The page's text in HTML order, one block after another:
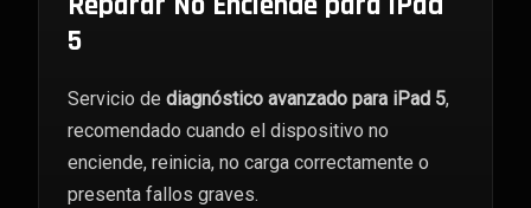
5
Servicio de diagnóstico avanzado para iPad 5,
recomendado cuando el dispositivo no
enciende, reinicia, no carga correctamente o
presenta fallos graves.